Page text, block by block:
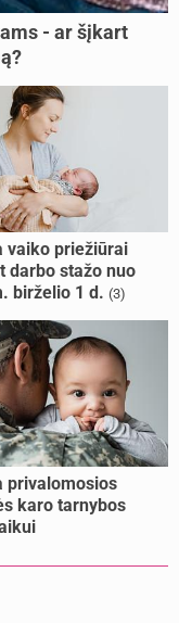
- ar šįkart
vaiko priežiūrai
darbo stažo nuo
birželio 1 d. (3)
privalomosios
karo tarnybos